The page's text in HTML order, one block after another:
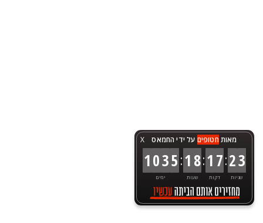
X מאותחטופים על ידי החמאס
1035
ימים
:18
שעות
:17
דקות
:23
שניות